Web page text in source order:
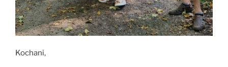
Kochani,